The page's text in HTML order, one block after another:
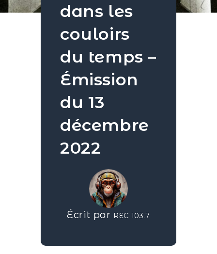
dans les
couloirs
du temps –
Émission
du 13
décembre
2022
Écrit par REC 103.7